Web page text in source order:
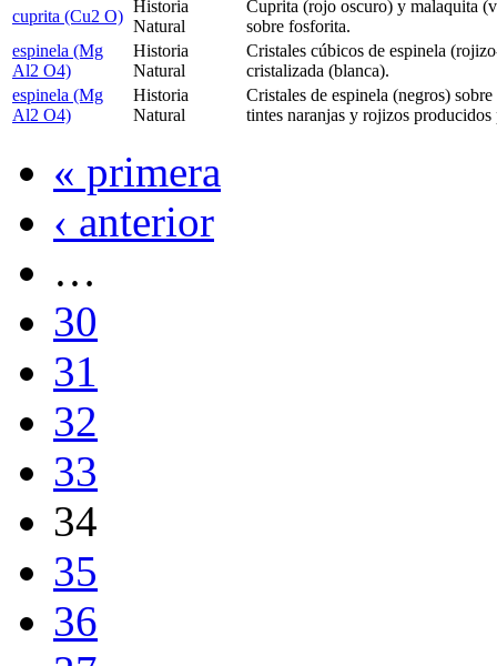
cuprita (Cu2 O)
Historia
Natural
Cuprita (rojo oscuro) y malaquita
sobre fosforita.
espinela (Mg
Al2 O4)
Historia
Natural
Cristales cúbicos de espinela
cristalizada (blanca).
espinela (Mg
Al2 O4)
Historia
Natural
Cristales de espinela (negros)
tintes naranjas y rojizos producidos
« primera
‹ anterior
…
30
31
32
33
34
35
36